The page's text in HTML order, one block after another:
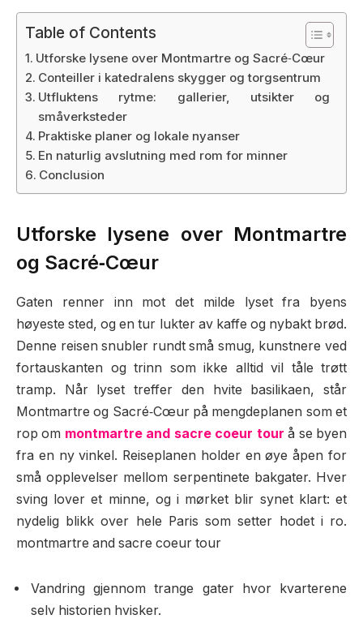
Table of Contents
Utforske lysene over Montmartre og Sacré‑Cœur
Conteiller i katedralens skygger og torgsentrum
Utfluktens rytme: gallerier, utsikter og
småverksteder
Praktiske planer og lokale nyanser
En naturlig avslutning med rom for minner
Conclusion
Utforske lysene over Montmartre
og Sacré‑Cœur
Gaten renner inn mot det milde lyset fra byens
høyeste sted, og en tur lukter av kaffe og nybakt brød.
Denne reisen snubler rundt små smug, kunstnere ved
fortauskanten og trinn som ikke alltid vil tåle trøtt
tramp. Når lyset treffer den hvite basilikaen, står
Montmartre og Sacré‑Cœur på mengdeplanen som et
rop om montmartre and sacre coeur tour å se byen
fra en ny vinkel. Reiseplanen holder en øye åpen for
små opplevelser mellom serpentinete bakgater. Hver
sving lover et minne, og i mørket blir synet klart: et
nydelig blikk over hele Paris som setter hodet i ro.
montmartre and sacre coeur tour
Vandring gjennom trange gater hvor kvarterene
selv historien hvisker.